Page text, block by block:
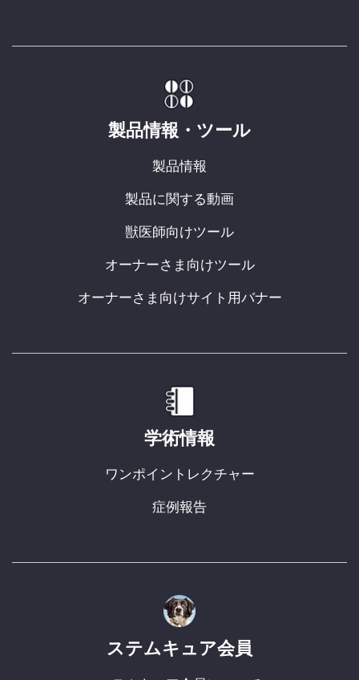
製品情報・ツール
製品情報
製品に関する動画
獣医師向けツール
オーナーさま向けツール
オーナーさま向けサイト用バナー
学術情報
ワンポイントレクチャー
症例報告
ステムキュア会員